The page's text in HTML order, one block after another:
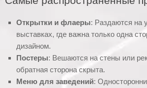
Открытки и флаеры: Раздаются на
выставках, где важна только одна
дизайном.
Постеры: Вешаются на стены или
обратная сторона скрыта.
Меню для заведений: